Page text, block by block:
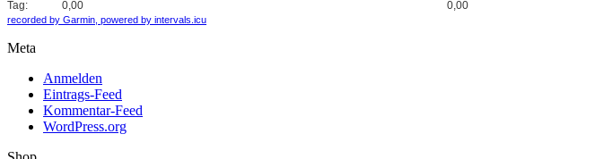
Tag:
0,00 0,00
recorded by Garmin, powered by intervals.icu
Meta
Anmelden
Eintrags-Feed
Kommentar-Feed
WordPress.org